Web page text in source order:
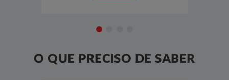
O QUE PRECISO DE SABER